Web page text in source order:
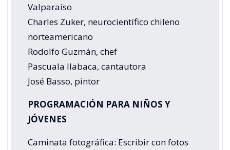
Valparaíso
Charles Zuker, neurocientífico chileno
norteamericano
Rodolfo Guzmán, chef
Pascuala Ilabaca, cantautora
José Basso, pintor
PROGRAMACIÓN PARA NIÑOS Y
JÓVENES
Caminata fotográfica: Escribir con fotos